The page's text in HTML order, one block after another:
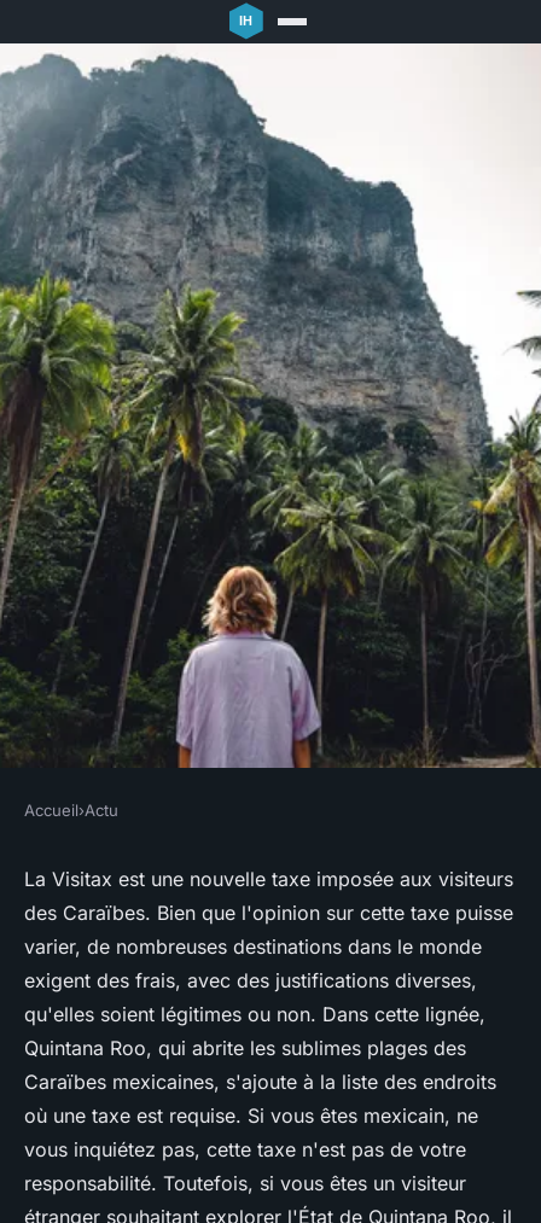
Visitax Mexique : tout ce que
vous devez savoir sur cette
taxe de séjour
véronique•24 novembre 2023 •3 min de lecture
Accueil›Actu
La Visitax est une nouvelle taxe imposée aux visiteurs
des Caraïbes. Bien que l'opinion sur cette taxe puisse
varier, de nombreuses destinations dans le monde
exigent des frais, avec des justifications diverses,
qu'elles soient légitimes ou non. Dans cette lignée,
Quintana Roo, qui abrite les sublimes plages des
Caraïbes mexicaines, s'ajoute à la liste des endroits
où une taxe est requise. Si vous êtes mexicain, ne
vous inquiétez pas, cette taxe n'est pas de votre
responsabilité. Toutefois, si vous êtes un visiteur
étranger souhaitant explorer l'État de Quintana Roo, il